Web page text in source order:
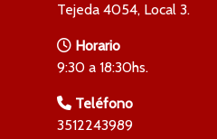
Tejeda 4054, Local 3.
Horario
9:30 a 18:30hs.
Teléfono
3512243989